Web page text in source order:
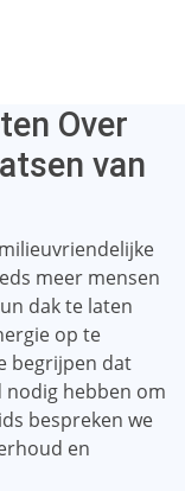
Over
van
meer mensen
dak te laten
op te
begrijpen dat
hebben om
bespreken we
en